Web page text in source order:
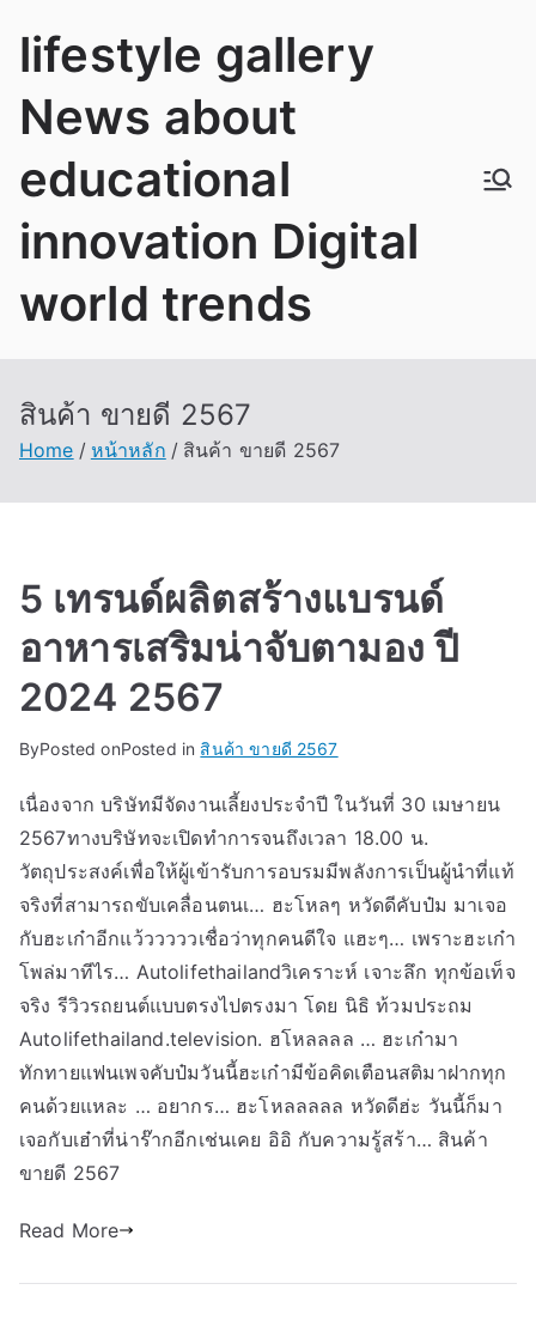
lifestyle gallery
News about
educational
innovation Digital
world trends
สินค้า ขายดี 2567
Home หน้าหลัก สินค้า ขายดี 2567
5 เทรนด์ผลิตสร้างแบรนด์
อาหารเสริมน่าจับตามอง ปี
2024 2567
ByPosted onPosted in สินค้า ขายดี 2567
เนื่องจาก บริษัทมีจัดงานเลี้ยงประจำปี ในวันที่ 30 เมษายน
2567ทางบริษัทจะเปิดทำการจนถึงเวลา 18.00 น.
วัตถุประสงค์เพื่อให้ผู้เข้ารับการอบรมมีพลังการเป็นผู้นำที่แท้
จริงที่สามารถขับเคลื่อนตนเ… ฮะโหลๆ หวัดดีคับป๋ม มาเจอ
กับฮะเก๋าอีกแว้วววววเชื่อว่าทุกคนดีใจ แฮะๆ… เพราะฮะเก๋า
โพล่มาทีไร… Autolifethailandวิเคราะห์ เจาะลึก ทุกข้อเท็จ
จริง รีวิวรถยนต์แบบตรงไปตรงมา โดย นิธิ ท้วมประถม
Autolifethailand.television. ฮโหลลลล … ฮะเก๋ามา
ทักทายแฟนเพจคับป๋มวันนี้ฮะเก๋ามีข้อคิดเตือนสติมาฝากทุก
คนด้วยแหละ … อยากร… ฮะโหลลลลล หวัดดีฮ่ะ วันนี้ก็มา
เจอกับเฮ๋าที่น่าร๊ากอีกเช่นเคย อิอิ กับความรู้สร้า… สินค้า
ขายดี 2567
Read More